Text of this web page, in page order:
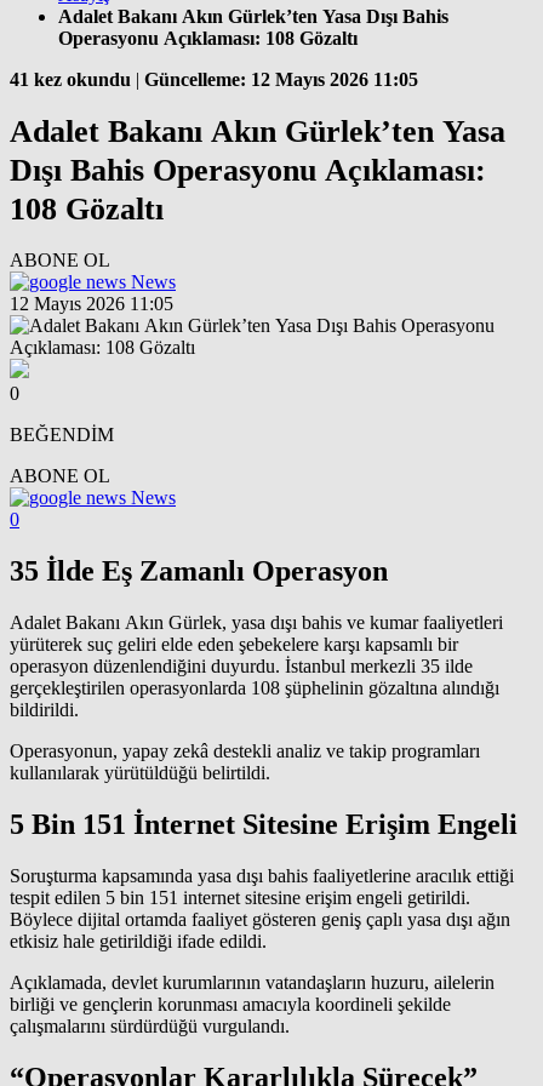
Adalet Bakanı Akın Gürlek’ten Yasa Dışı Bahis
Operasyonu Açıklaması: 108 Gözaltı
41 kez okundu | Güncelleme: 12 Mayıs 2026 11:05
Adalet Bakanı Akın Gürlek’ten Yasa
Dışı Bahis Operasyonu Açıklaması:
108 Gözaltı
ABONE OL
News
12 Mayıs 2026 11:05
0
BEĞENDİM
ABONE OL
News
0
35 İlde Eş Zamanlı Operasyon
Adalet Bakanı Akın Gürlek, yasa dışı bahis ve kumar faaliyetleri
yürüterek suç geliri elde eden şebekelere karşı kapsamlı bir
operasyon düzenlendiğini duyurdu. İstanbul merkezli 35 ilde
gerçekleştirilen operasyonlarda 108 şüphelinin gözaltına alındığı
bildirildi.
Operasyonun, yapay zekâ destekli analiz ve takip programları
kullanılarak yürütüldüğü belirtildi.
5 Bin 151 İnternet Sitesine Erişim Engeli
Soruşturma kapsamında yasa dışı bahis faaliyetlerine aracılık ettiği
tespit edilen 5 bin 151 internet sitesine erişim engeli getirildi.
Böylece dijital ortamda faaliyet gösteren geniş çaplı yasa dışı ağın
etkisiz hale getirildiği ifade edildi.
Açıklamada, devlet kurumlarının vatandaşların huzuru, ailelerin
birliği ve gençlerin korunması amacıyla koordineli şekilde
çalışmalarını sürdürdüğü vurgulandı.
“Operasyonlar Kararlılıkla Sürecek”